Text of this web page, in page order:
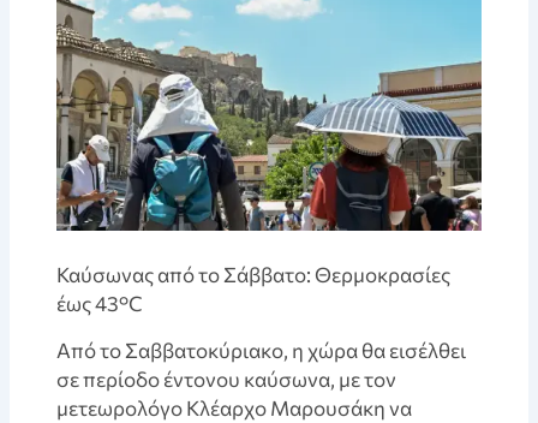
Καύσωνας από το Σάββατο: Θερμοκρασίες
έως 43°C
Από το Σαββατοκύριακο, η χώρα θα εισέλθει
σε περίοδο έντονου καύσωνα, με τον
μετεωρολόγο Κλέαρχο Μαρουσάκη να